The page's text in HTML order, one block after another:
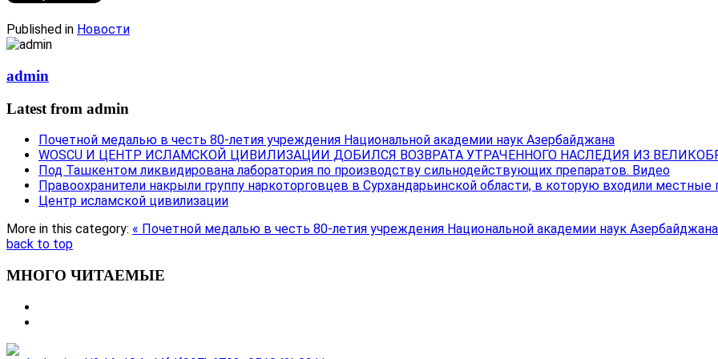
Published in Новости
admin
Latest from admin
Почетной медалью в честь 80-летия учреждения Национальной академии наук Азербайджана
WOSCU И ЦЕНТР ИСЛАМСКОЙ ЦИВИЛИЗАЦИИ ДОБИЛСЯ ВОЗВРАТА УТРАЧЕННОГО НАСЛЕДИЯ ИЗ
Под Ташкентом ликвидирована лаборатория по производству сильнодействующих препаратов. Видео
Правоохранители накрыли группу наркоторговцев в Сурхандарьинской области, в которую входили местные
Центр исламской цивилизации
More in this category: « Почетной медалью в честь 80-летия учреждения Национальной академии наук Азербайджана
back to top
МНОГО ЧИТАЕМЫЕ